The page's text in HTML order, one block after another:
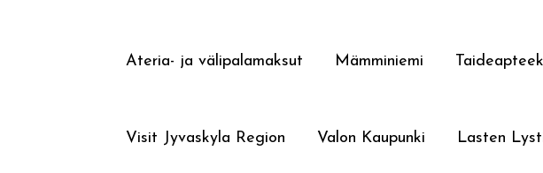
Ateria- ja välipalamaksut Mämminiemi
Visit Jyvaskyla Region Valon Kaupunki Lasten